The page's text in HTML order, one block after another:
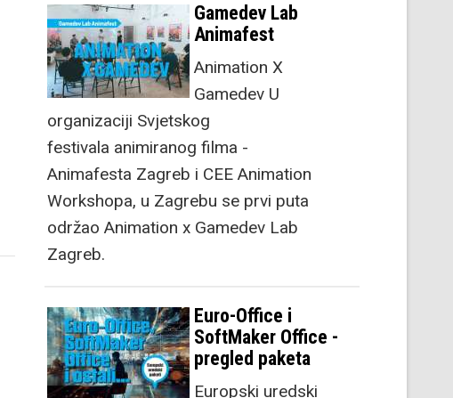
Gamedev Lab
Animafest
Animation X
Gamedev U
organizaciji Svjetskog
festivala animiranog filma -
Animafesta Zagreb i CEE Animation
Workshopa, u Zagrebu se prvi puta
održao Animation x Gamedev Lab
Zagreb.
Euro-Office i
SoftMaker Office -
pregled paketa
Europski uredski